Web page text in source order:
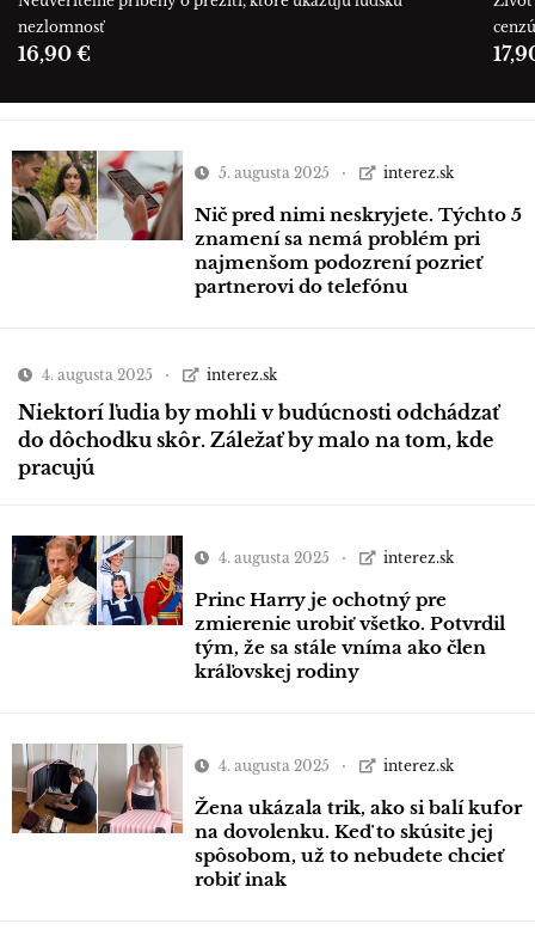
nezlomnosť
16,90 €
5. augusta 2025 interez.sk
Nič pred nimi neskryjete. Týchto 5
znamení sa nemá problém pri
najmenšom podozrení pozrieť
partnerovi do telefónu
4. augusta 2025 interez.sk
Niektorí ľudia by mohli v budúcnosti odchádzať
do dôchodku skôr. Záležať by malo na tom, kde
pracujú
4. augusta 2025 interez.sk
Princ Harry je ochotný pre
zmierenie urobiť všetko. Potvrdil
tým, že sa stále vníma ako člen
kráľovskej rodiny
4. augusta 2025 interez.sk
Žena ukázala trik, ako si balí kufor
na dovolenku. Keď to skúsite jej
spôsobom, už to nebudete chcieť
robiť inak